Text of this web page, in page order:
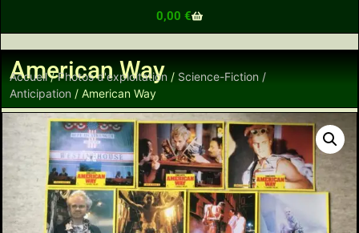
0,00 €
American Way
Accueil/Photos d'exploitation / Science-Fiction /
Anticipation / American Way